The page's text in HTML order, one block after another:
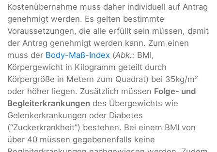
Kostenübernahme muss daher individuell auf Antrag
genehmigt werden. Es gelten bestimmte
Voraussetzungen, die alle erfüllt sein müssen, damit
der Antrag genehmigt werden kann. Zum einen
muss der Body-Maß-Index (Abk.: BMI,
Körpergewicht in Kilogramm geteilt durch
Körpergröße in Metern zum Quadrat) bei 35kg/m²
oder höher liegen. Zusätzlich müssen Folge- und
Begleiterkrankungen des Übergewichts wie
Gelenkerkrankungen oder Diabetes
(“Zuckerkrankheit”) bestehen. Bei einem BMI von
über 40 müssen gegebenenfalls keine